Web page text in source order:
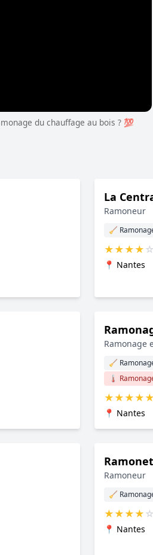
du chauffage au bois ? ​💯​
La
Ramoneur
🧹
★★★★☆
📍 Nantes
Ramonage
🧹
🌡️
★★★★★
📍 Nantes
Ramoneur
🧹
★★★★☆
📍 Nantes